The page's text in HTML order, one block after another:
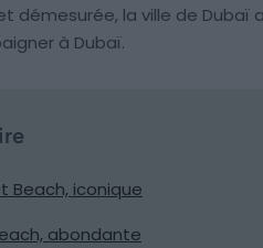
démesurée, la ville de Dubaï
à Dubaï.
Beach, iconique
abondante